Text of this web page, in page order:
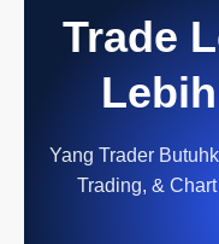
Trade
Yang Trader
Trading, &